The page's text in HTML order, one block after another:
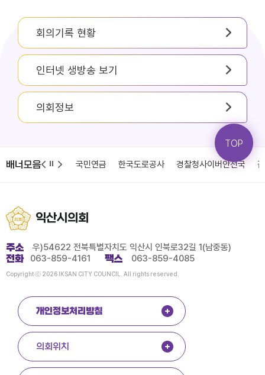
회의기록 현황
인터넷 생방송 보기
의회정보
배너모음
국민건강보험 국민연금 한국도로공사 경찰청사이버안전국
익산시의회
주소 우)54622 전북특별자치도 익산시 인북로32길 1(남중동)
전화 063-859-4161 팩스 063-859-4085
Copyright ⓒ 2026 IKSAN CITY COUNCIL. All rights reserved.
개인정보처리방침
의회위치
TOP